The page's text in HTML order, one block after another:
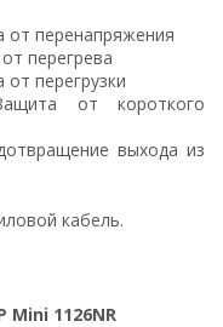
перенапряжения
перегрева
перегрузки
от короткого
выхода из
кабель.
Mini 1126NR